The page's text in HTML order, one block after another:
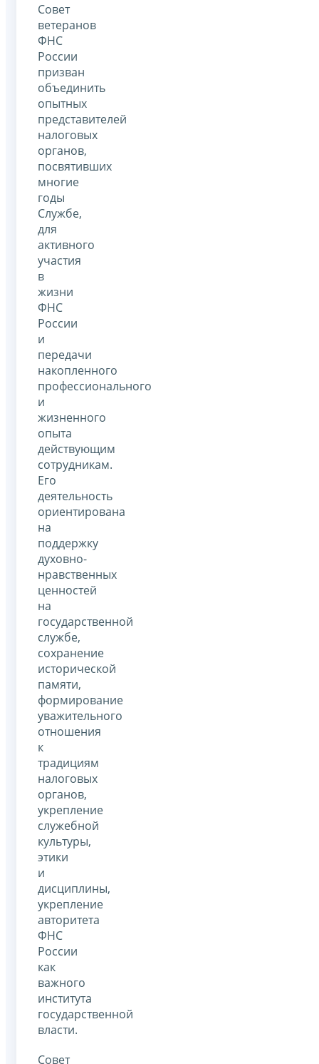
Совет
ветеранов
ФНС
России
призван
объединить
опытных
представителей
налоговых
органов,
посвятивших
многие
годы
Службе,
для
активного
участия
в
жизни
ФНС
России
и
передачи
накопленного
профессионального
и
жизненного
опыта
действующим
сотрудникам.
Его
деятельность
ориентирована
на
поддержку
духовно-
нравственных
ценностей
на
государственной
службе,
сохранение
исторической
памяти,
формирование
уважительного
отношения
к
традициям
налоговых
органов,
укрепление
служебной
культуры,
этики
и
дисциплины,
укрепление
авторитета
ФНС
России
как
важного
института
государственной
власти.
Совет